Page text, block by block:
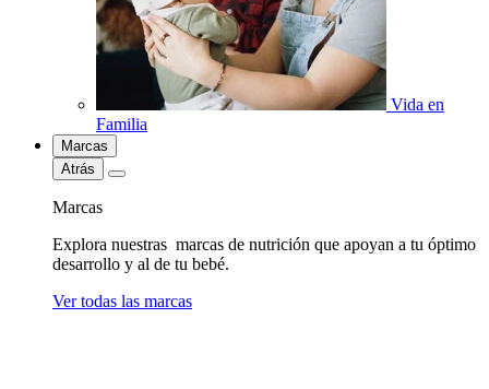
Vida en
Familia
Marcas
Atrás
Marcas
Explora nuestras marcas de nutrición que apoyan a tu óptimo
desarrollo y al de tu bebé.
Ver todas las marcas